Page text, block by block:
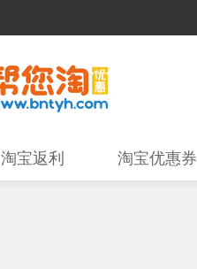
淘宝返利 淘宝优惠券